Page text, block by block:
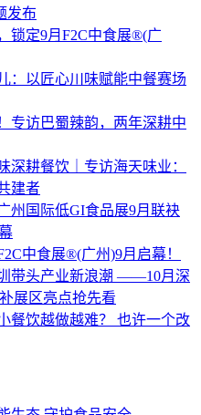
发布
锁定9月F2C中食展®(广
：以匠心川味赋能中餐赛场
专访巴蜀辣韵，两年深耕中
深耕餐饮｜专访海天味业：
建者
州国际低GI食品展9月联袂
中食展®(广州)9月启幕！
带头产业新浪潮 ——10月深
展区亮点抢先看
餐饮越做越难？ 也许一个改